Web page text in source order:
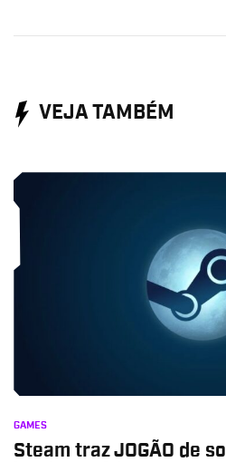
VEJA TAMBÉM
GAMES
Steam traz JOGÃO de